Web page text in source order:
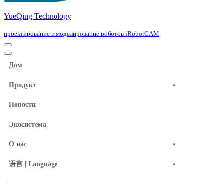
YueQing Technology
проектирование и моделирование роботов iRobotCAM
Navigation
Menu
Navigation
Menu
Дом
Продукт
Новости
Экосистема
О нас
语言 | Language